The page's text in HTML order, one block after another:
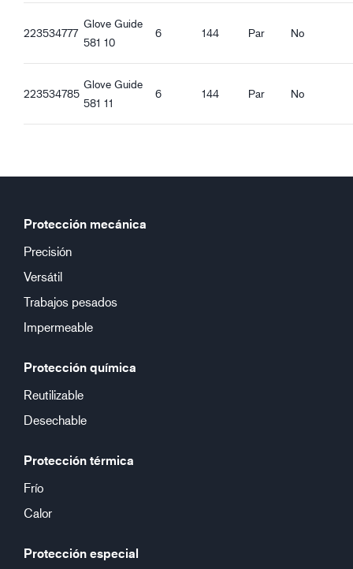
223534777
Glove Guide
581 10
6 144 Par No
223534785
Glove Guide
581 11
6 144 Par No
Protección mecánica
Precisión
Versátil
Trabajos pesados
Impermeable
Protección química
Reutilizable
Desechable
Protección térmica
Frío
Calor
Protección especial